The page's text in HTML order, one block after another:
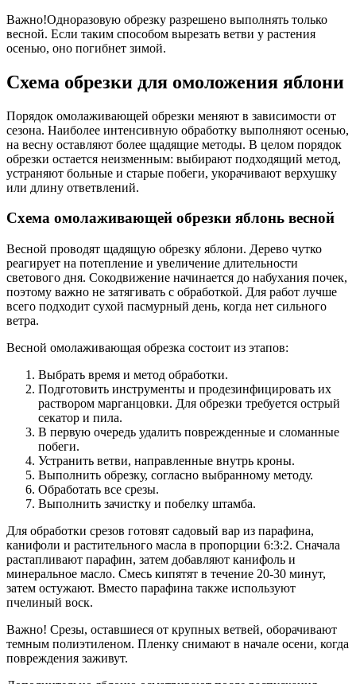
Важно!Одноразовую обрезку разрешено выполнять только
весной. Если таким способом вырезать ветви у растения
осенью, оно погибнет зимой.
Схема обрезки для омоложения яблони
Порядок омолаживающей обрезки меняют в зависимости от
сезона. Наиболее интенсивную обработку выполняют осенью,
на весну оставляют более щадящие методы. В целом порядок
обрезки остается неизменным: выбирают подходящий метод,
устраняют больные и старые побеги, укорачивают верхушку
или длину ответвлений.
Схема омолаживающей обрезки яблонь весной
Весной проводят щадящую обрезку яблони. Дерево чутко
реагирует на потепление и увеличение длительности
светового дня. Сокодвижение начинается до набухания почек,
поэтому важно не затягивать с обработкой. Для работ лучше
всего подходит сухой пасмурный день, когда нет сильного
ветра.
Весной омолаживающая обрезка состоит из этапов:
Выбрать время и метод обработки.
Подготовить инструменты и продезинфицировать их
раствором марганцовки. Для обрезки требуется острый
секатор и пила.
В первую очередь удалить поврежденные и сломанные
побеги.
Устранить ветви, направленные внутрь кроны.
Выполнить обрезку, согласно выбранному методу.
Обработать все срезы.
Выполнить зачистку и побелку штамба.
Для обработки срезов готовят садовый вар из парафина,
канифоли и растительного масла в пропорции 6:3:2. Сначала
растапливают парафин, затем добавляют канифоль и
минеральное масло. Смесь кипятят в течение 20-30 минут,
затем остужают. Вместо парафина также используют
пчелиный воск.
Важно! Срезы, оставшиеся от крупных ветвей, оборачивают
темным полиэтиленом. Пленку снимают в начале осени, когда
повреждения заживут.